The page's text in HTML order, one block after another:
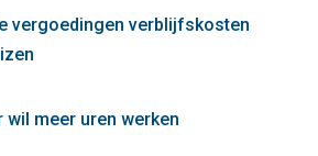
vergoedingen verblijfskosten
wil meer uren werken